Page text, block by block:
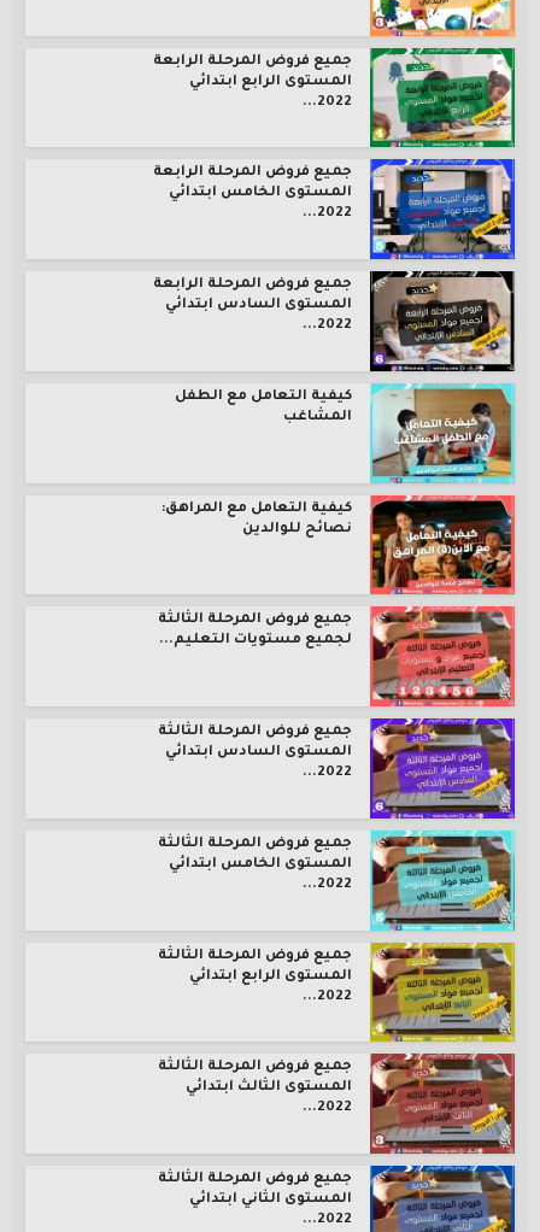
جميع فروض المرحلة الرابعة
المستوى الرابع ابتدائي
2022...
جميع فروض المرحلة الرابعة
المستوى الخامس ابتدائي
2022...
جميع فروض المرحلة الرابعة
المستوى السادس ابتدائي
2022...
كيفية التعامل مع الطفل
المشاغب
كيفية التعامل مع المراهق:
نصائح للوالدين
جميع فروض المرحلة الثالثة
لجميع مستويات التعليم...
جميع فروض المرحلة الثالثة
المستوى السادس ابتدائي
2022...
جميع فروض المرحلة الثالثة
المستوى الخامس ابتدائي
2022...
جميع فروض المرحلة الثالثة
المستوى الرابع ابتدائي
2022...
جميع فروض المرحلة الثالثة
المستوى الثالث ابتدائي
2022...
جميع فروض المرحلة الثالثة
المستوى الثاني ابتدائي
2022...